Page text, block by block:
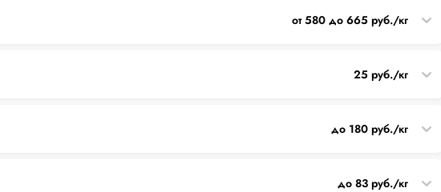
от 580 до 665 руб./кг
25 руб./кг
до 180 руб./кг
до 83 руб./кг